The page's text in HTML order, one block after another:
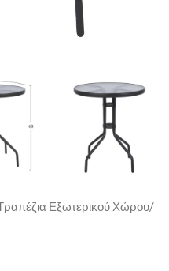
Εξωτερικού Χώρου/